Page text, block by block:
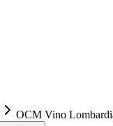
OCM Vino